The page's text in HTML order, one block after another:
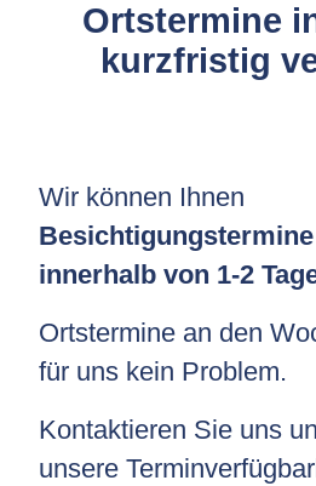
Ortstermine
kurzfristig
Wir können Ihnen
innerhalb von 1-2
Ortstermine an den
für uns kein Problem.
Kontaktieren Sie uns
unsere